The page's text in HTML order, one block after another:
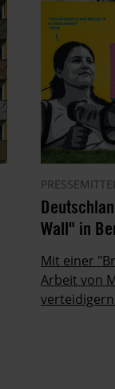
Wall" in
Mit einer
Arbeit von